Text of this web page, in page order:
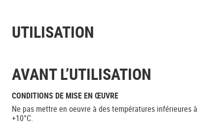
UTILISATION
AVANT L’UTILISATION
CONDITIONS DE MISE EN ŒUVRE
Ne pas mettre en oeuvre à des températures inférieures à
+10°C.